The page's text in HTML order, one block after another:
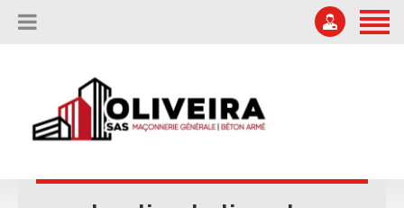
L’ENTREPRISE
NOUS CONTACTER
Offres d'emploi
04 75 67 51 87